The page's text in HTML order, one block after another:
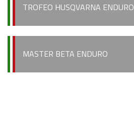
TROFEO HUSQVARNA ENDURO
MASTER BETA ENDURO